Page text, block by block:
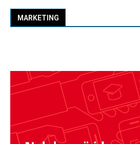
MARKETING